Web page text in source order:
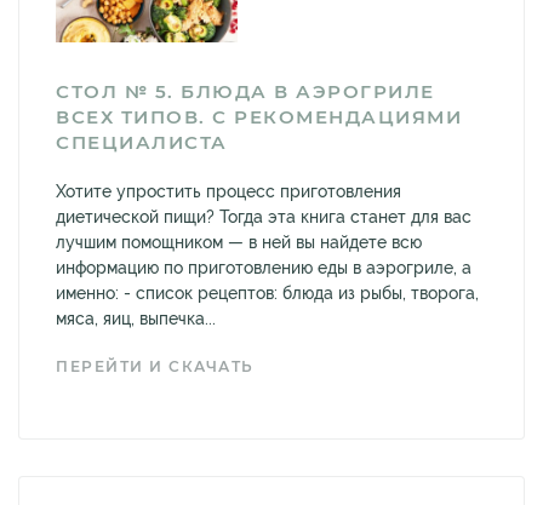
СТОЛ № 5. БЛЮДА В АЭРОГРИЛЕ
ВСЕХ ТИПОВ. С РЕКОМЕНДАЦИЯМИ
СПЕЦИАЛИСТА
Хотите упростить процесс приготовления
диетической пищи? Тогда эта книга станет для вас
лучшим помощником — в ней вы найдете всю
информацию по приготовлению еды в аэрогриле, а
именно: - список рецептов: блюда из рыбы, творога,
мяса, яиц, выпечка...
ПЕРЕЙТИ И СКАЧАТЬ